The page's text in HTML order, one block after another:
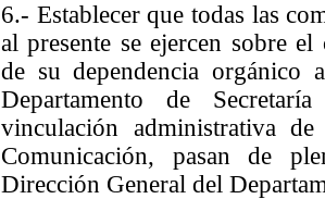
6.- Establecer que todas las
al presente se ejercen sobre
de su dependencia orgánico
Departamento de
vinculación administrativa
Comunicación, pasan de
Dirección General del